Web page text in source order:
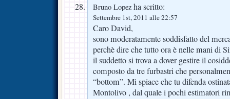
Bruno Lopez ha scritto:
Settembre 1st, 2011 alle 22:57
Caro David,
sono moderatamente soddisfatto del
perchè dire che tutto ora è nelle mani di
il suddetto si trova a dover gestire il
composto da tre furbastri che
“bottom”. Mi spiace che tu difenda
Montolivo , dal quale i pochi estimatori